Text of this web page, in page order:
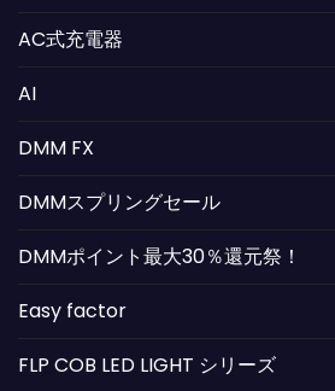
AC式充電器
AI
DMM FX
DMMスプリングセール
DMMポイント最大30％還元祭！
Easy factor
FLP COB LED LIGHT シリーズ